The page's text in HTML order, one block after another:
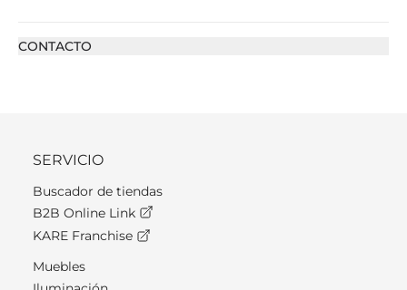
CONTACTO
SERVICIO
Buscador de tiendas
B2B Online Link
KARE Franchise
Muebles